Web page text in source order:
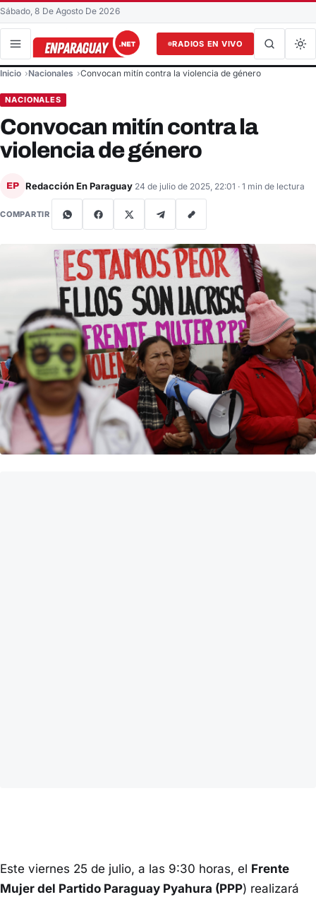
Sábado, 8 De Agosto De 2026
RADIOS EN VIVO
Buscar en el sitio
Inicio Nacionales Convocan mitín contra la violencia de género
NACIONALES
Convocan mitín contra la
violencia de género
EP Redacción En Paraguay 24 de julio de 2025, 22:01 · 1 min de lectura
COMPARTIR
Este viernes 25 de julio, a las 9:30 horas, el Frente
Mujer del Partido Paraguay Pyahura (PPP) realizará